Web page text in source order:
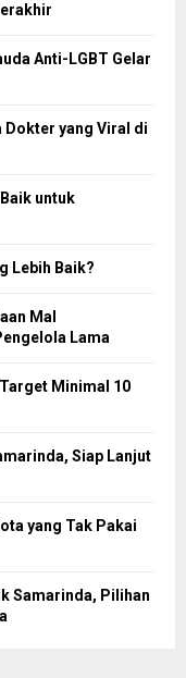
Anti-LGBT Gelar
yang Viral di
untuk
Lebih Baik?
Mal
Lama
Minimal 10
Siap Lanjut
yang Tak Pakai
Samarinda, Pilihan